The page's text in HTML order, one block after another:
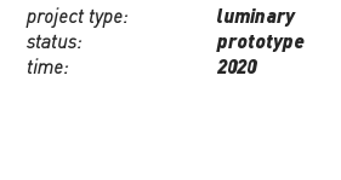
project type:
status:
time:
luminary
prototype
2020